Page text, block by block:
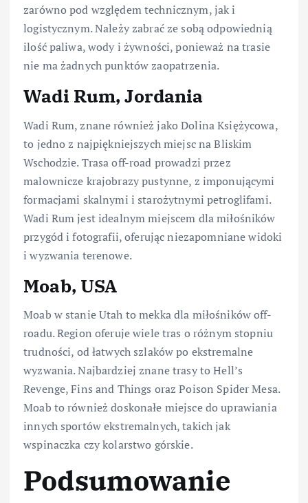
zarówno pod względem technicznym, jak i
logistycznym. Należy zabrać ze sobą odpowiednią
ilość paliwa, wody i żywności, ponieważ na trasie
nie ma żadnych punktów zaopatrzenia.
Wadi Rum, Jordania
Wadi Rum, znane również jako Dolina Księżycowa,
to jedno z najpiękniejszych miejsc na Bliskim
Wschodzie. Trasa off-road prowadzi przez
malownicze krajobrazy pustynne, z imponującymi
formacjami skalnymi i starożytnymi petroglifami.
Wadi Rum jest idealnym miejscem dla miłośników
przygód i fotografii, oferując niezapomniane widoki
i wyzwania terenowe.
Moab, USA
Moab w stanie Utah to mekka dla miłośników off-
roadu. Region oferuje wiele tras o różnym stopniu
trudności, od łatwych szlaków po ekstremalne
wyzwania. Najbardziej znane trasy to Hell’s
Revenge, Fins and Things oraz Poison Spider Mesa.
Moab to również doskonałe miejsce do uprawiania
innych sportów ekstremalnych, takich jak
wspinaczka czy kolarstwo górskie.
Podsumowanie